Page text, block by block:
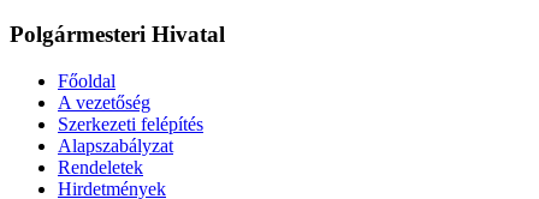
Polgármesteri Hivatal
Főoldal
A vezetőség
Szerkezeti felépítés
Alapszabályzat
Rendeletek
Hirdetmények